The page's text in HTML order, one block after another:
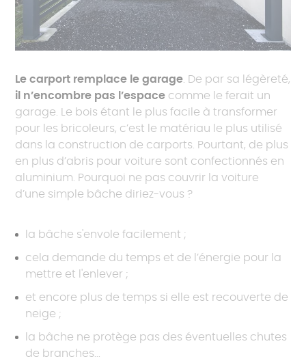
Le carport remplace le garage. De par sa légèreté,
il n’encombre pas l’espace comme le ferait un
garage. Le bois étant le plus facile à transformer
pour les bricoleurs, c’est le matériau le plus utilisé
dans la construction de carports. Pourtant, de plus
en plus d’abris pour voiture sont confectionnés en
aluminium. Pourquoi ne pas couvrir la voiture
d’une simple bâche diriez-vous ?
la bâche s'envole facilement ;
cela demande du temps et de l’énergie pour la
mettre et l'enlever ;
et encore plus de temps si elle est recouverte de
neige ;
la bâche ne protège pas des éventuelles chutes
de branches...